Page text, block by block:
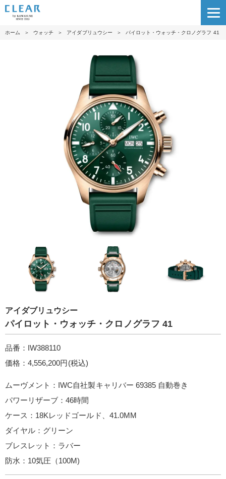
ホーム ＞ ウォッチ ＞ アイダブリュウシー ＞ パイロット・ウォッチ・クロノグラフ 41
アイダブリュウシー
パイロット・ウォッチ・クロノグラフ 41
品番：IW388110
価格：4,556,200円(税込)
ムーヴメント：IWC自社製キャリバー 69385 自動巻き
パワーリザーブ：46時間
ケース：18Kレッドゴールド、41.0MM
ダイヤル：グリーン
ブレスレット：ラバー
防水：10気圧（100M)